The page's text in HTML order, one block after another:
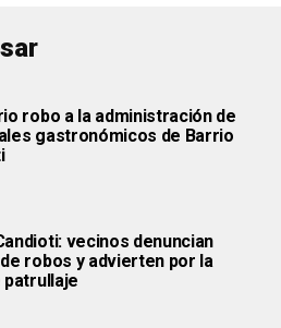
robo a la administración de
gastronómicos de Barrio
vecinos denuncian
robos y advierten por la